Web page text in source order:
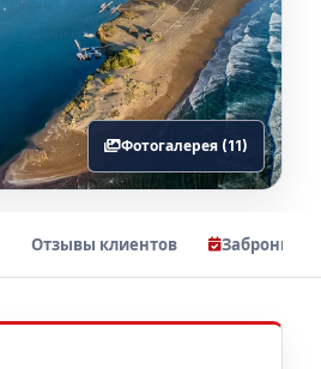
Фотогалерея (11)
Отзывы клиентов